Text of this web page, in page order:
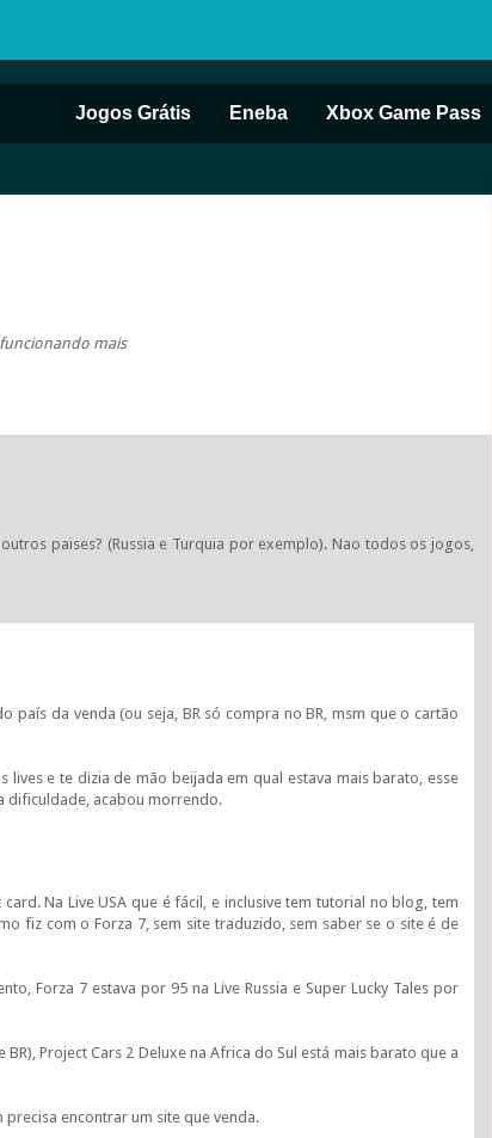
Jogos Grátis Eneba Xbox Game Pass
mais
paises? (Russia e Turquia por exemplo). Nao todos os jogos,
da venda (ou seja, BR só compra no BR, msm que o cartão
lives e te dizia de mão beijada em qual estava mais barato, esse
dificuldade, acabou morrendo.
Na Live USA que é fácil, e inclusive tem tutorial no blog, tem
fiz com o Forza 7, sem site traduzido, sem saber se o site é de
Forza 7 estava por 95 na Live Russia e Super Lucky Tales por
Project Cars 2 Deluxe na Africa do Sul está mais barato que a
encontrar um site que venda.